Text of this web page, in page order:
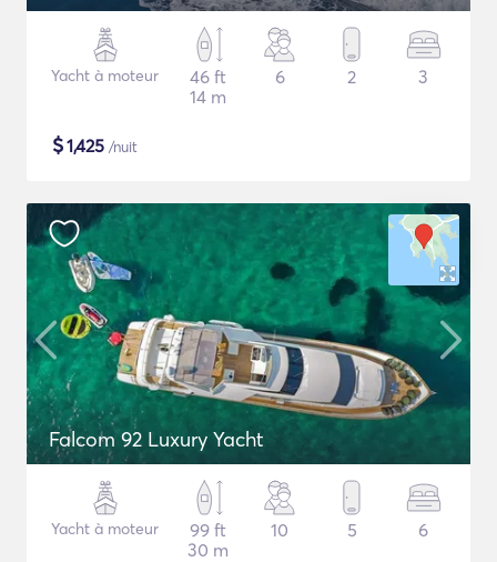
Yacht à moteur
46 ft
14 m
6 2 3
$1,425 /nuit
Falcom 92 Luxury Yacht
Yacht à moteur
99 ft
30 m
10 5 6